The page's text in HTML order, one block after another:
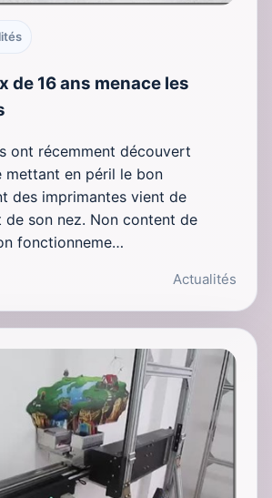
de 16 ans menace les
ont récemment découvert
mettant en péril le bon
des imprimantes vient de
son nez. Non content de
fonctionneme…
Actualités